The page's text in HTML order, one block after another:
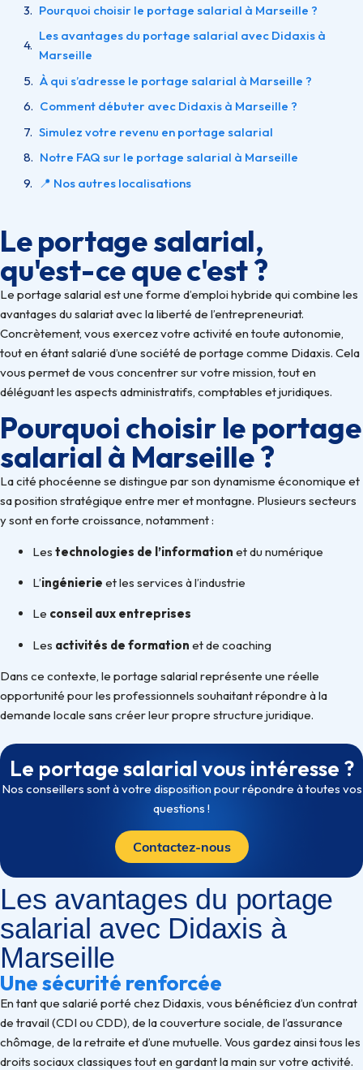
Pourquoi choisir le portage salarial à Marseille ?
Les avantages du portage salarial avec Didaxis à
Marseille
À qui s’adresse le portage salarial à Marseille ?
Comment débuter avec Didaxis à Marseille ?
Simulez votre revenu en portage salarial
Notre FAQ sur le portage salarial à Marseille
📍 Nos autres localisations
Le portage salarial,
qu'est-ce que c'est ?
Le portage salarial est une forme d’emploi hybride qui combine les
avantages du salariat avec la liberté de l’entrepreneuriat.
Concrètement, vous exercez votre activité en toute autonomie,
tout en étant salarié d’une société de portage comme Didaxis. Cela
vous permet de vous concentrer sur votre mission, tout en
déléguant les aspects administratifs, comptables et juridiques.
Pourquoi choisir le portage
salarial à Marseille ?
La cité phocéenne se distingue par son dynamisme économique et
sa position stratégique entre mer et montagne. Plusieurs secteurs
y sont en forte croissance, notamment :
Les technologies de l’information et du numérique
L’ingénierie et les services à l’industrie
Le conseil aux entreprises
Les activités de formation et de coaching
Dans ce contexte, le portage salarial représente une réelle
opportunité pour les professionnels souhaitant répondre à la
demande locale sans créer leur propre structure juridique.
Le portage salarial vous intéresse ?
Nos conseillers sont à votre disposition pour répondre à toutes vos
questions !
Contactez-nous
Les avantages du portage
salarial avec Didaxis à
Marseille
Une sécurité renforcée
En tant que salarié porté chez Didaxis, vous bénéficiez d’un contrat
de travail (CDI ou CDD), de la couverture sociale, de l’assurance
chômage, de la retraite et d’une mutuelle. Vous gardez ainsi tous les
droits sociaux classiques tout en gardant la main sur votre activité.